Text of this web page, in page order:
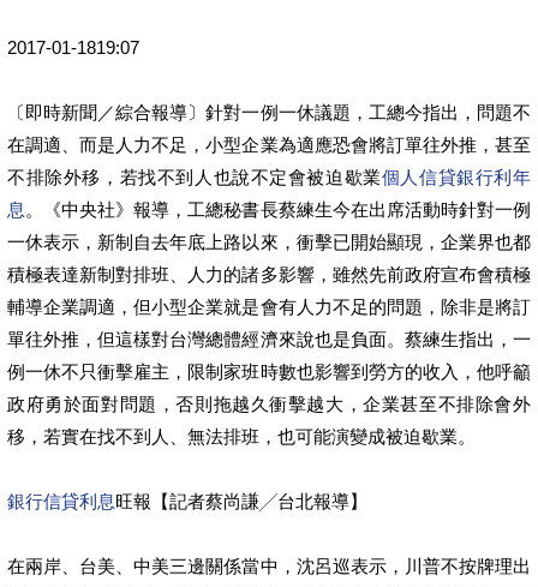
2017-01-1819:07
〔即時新聞／綜合報導〕針對一例一休議題，工總今指出，問題不
在調適、而是人力不足，小型企業為適應恐會將訂單往外推，甚至
不排除外移，若找不到人也說不定會被迫歇業個人信貸銀行利年
息 。《中央社》報導，工總秘書長蔡練生今在出席活動時針對一例
一休表示，新制自去年底上路以來，衝擊已開始顯現，企業界也都
積極表達新制對排班、人力的諸多影響，雖然先前政府宣布會積極
輔導企業調適，但小型企業就是會有人力不足的問題，除非是將訂
單往外推，但這樣對台灣總體經濟來說也是負面。蔡練生指出，一
例一休不只衝擊雇主，限制家班時數也影響到勞方的收入，他呼籲
政府勇於面對問題，否則拖越久衝擊越大，企業甚至不排除會外
移，若實在找不到人、無法排班，也可能演變成被迫歇業。
銀行信貸利息旺報【記者蔡尚謙╱台北報導】
在兩岸、台美、中美三邊關係當中，沈呂巡表示，川普不按牌理出